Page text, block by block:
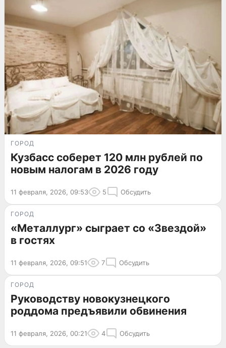
ГОРОД
Кузбасс соберет 120 млн рублей по
новым налогам в 2026 году
11 февраля, 2026, 09:53 5 Обсудить
ГОРОД
«Металлург» сыграет со «Звездой»
в гостях
11 февраля, 2026, 09:51 7 Обсудить
ГОРОД
Руководству новокузнецкого
роддома предъявили обвинения
11 февраля, 2026, 00:21 4 Обсудить